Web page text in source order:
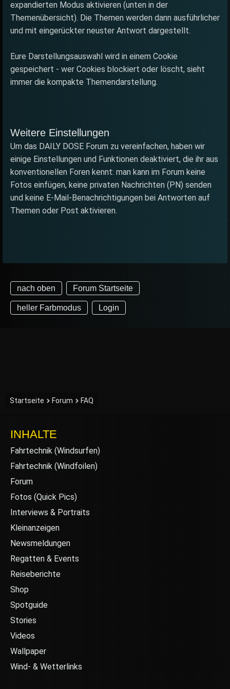
expandierten Modus aktivieren (unten in der
Themenübersicht). Die Themen werden dann ausführlicher
und mit eingerückter neuster Antwort dargestellt.
Eure Darstellungsauswahl wird in einem Cookie
gespeichert - wer Cookies blockiert oder löscht, sieht
immer die kompakte Themendarstellung.
Weitere Einstellungen
Um das DAILY DOSE Forum zu vereinfachen, haben wir
einige Einstellungen und Funktionen deaktiviert, die ihr aus
konventionellen Foren kennt: man kann im Forum keine
Fotos einfügen, keine privaten Nachrichten (PN) senden
und keine E-Mail-Benachrichtigungen bei Antworten auf
Themen oder Post aktivieren.
nach oben Forum Startseite
heller Farbmodus Login
Startseite Forum FAQ
INHALTE
Fahrtechnik (Windsurfen)
Fahrtechnik (Windfoilen)
Forum
Fotos (Quick Pics)
Interviews & Portraits
Kleinanzeigen
Newsmeldungen
Regatten & Events
Reiseberichte
Shop
Spotguide
Stories
Videos
Wallpaper
Wind- & Wetterlinks